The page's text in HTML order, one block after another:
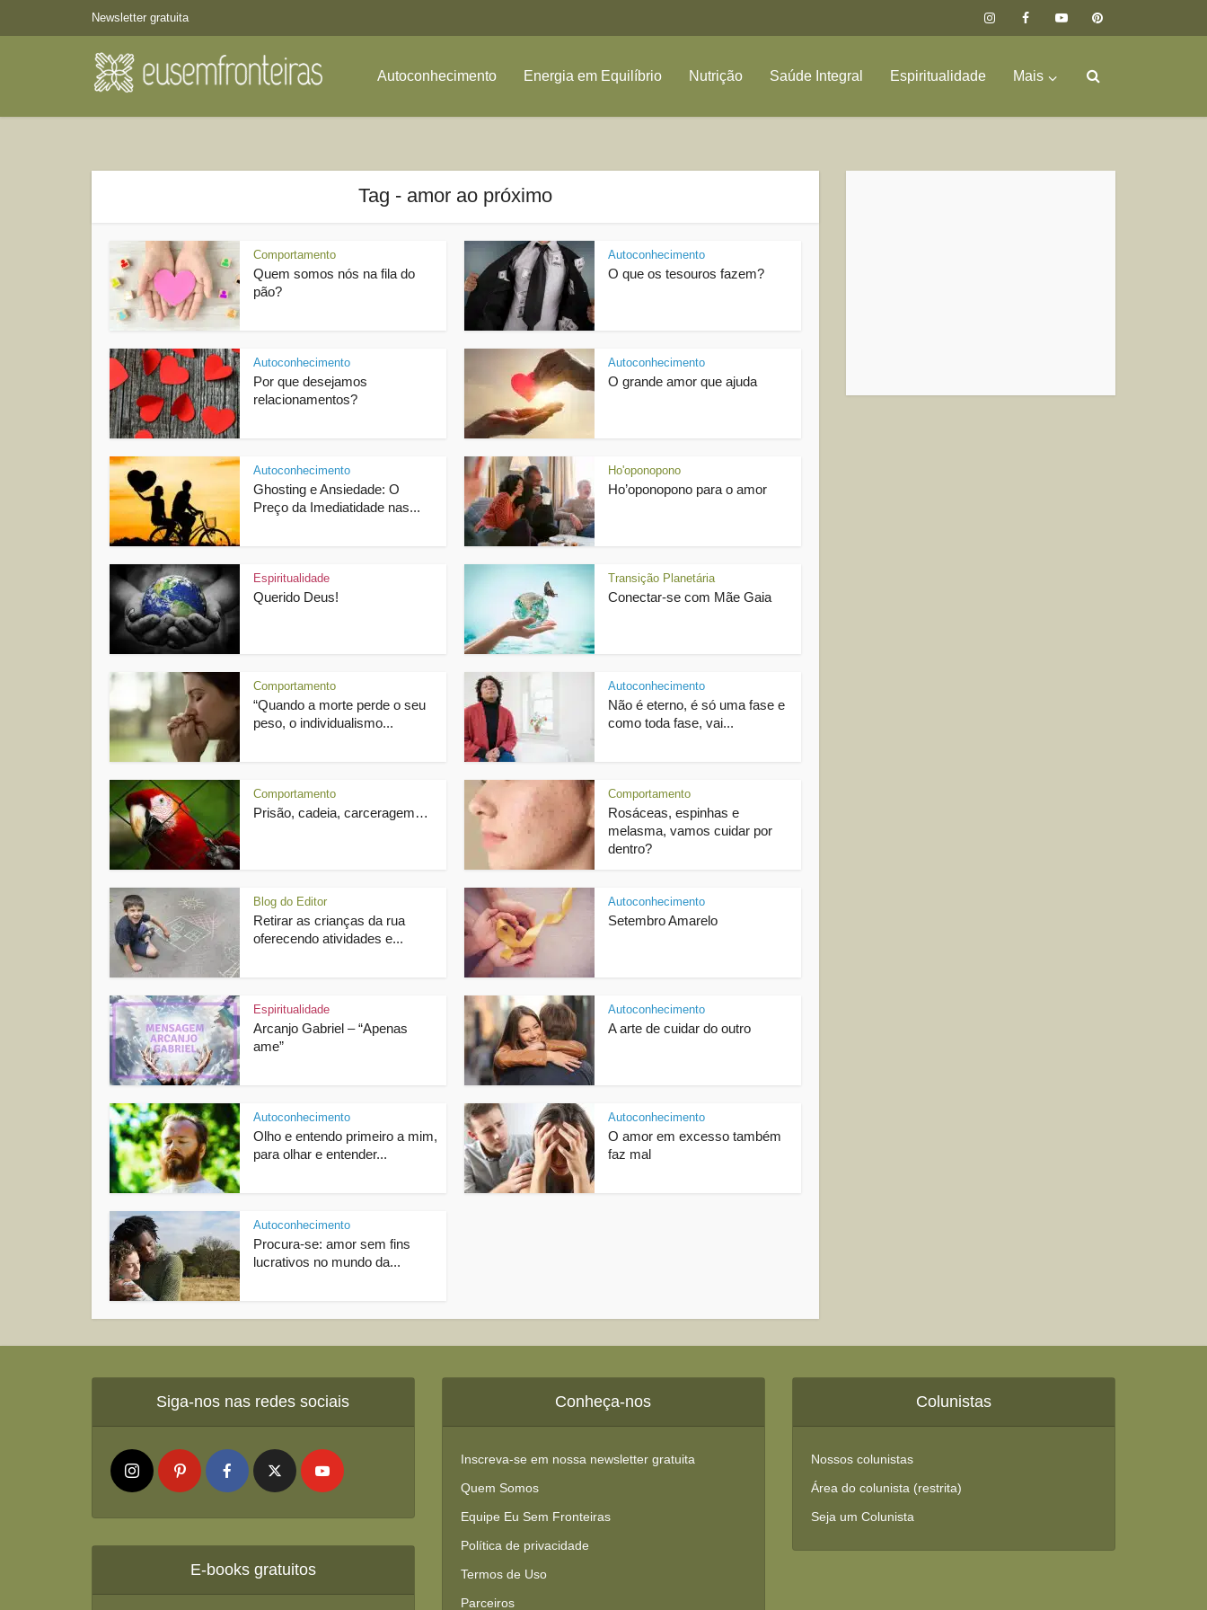
Newsletter gratuita
Autoconhecimento Energia em Equilíbrio Nutrição Saúde Integral Espiritualidade Mais
Tag - amor ao próximo
Comportamento
Quem somos nós na fila do
pão?
Autoconhecimento
O que os tesouros fazem?
Autoconhecimento
Por que desejamos
relacionamentos?
Autoconhecimento
O grande amor que ajuda
Autoconhecimento
Ghosting e Ansiedade: O
Preço da Imediatidade nas...
Ho'oponopono
Ho’oponopono para o amor
Espiritualidade
Querido Deus!
Transição Planetária
Conectar-se com Mãe Gaia
Comportamento
“Quando a morte perde o seu
peso, o individualismo...
Autoconhecimento
Não é eterno, é só uma fase e
como toda fase, vai...
Comportamento
Prisão, cadeia, carceragem…
Comportamento
Rosáceas, espinhas e
melasma, vamos cuidar por
dentro?
Blog do Editor
Retirar as crianças da rua
oferecendo atividades e...
Autoconhecimento
Setembro Amarelo
Espiritualidade
Arcanjo Gabriel – “Apenas
ame”
Autoconhecimento
A arte de cuidar do outro
Autoconhecimento
Olho e entendo primeiro a mim,
para olhar e entender...
Autoconhecimento
O amor em excesso também
faz mal
Autoconhecimento
Procura-se: amor sem fins
lucrativos no mundo da...
Siga-nos nas redes sociais
E-books gratuitos
Conheça-nos
Inscreva-se em nossa newsletter gratuita
Quem Somos
Equipe Eu Sem Fronteiras
Política de privacidade
Termos de Uso
Parceiros
Colunistas
Nossos colunistas
Área do colunista (restrita)
Seja um Colunista